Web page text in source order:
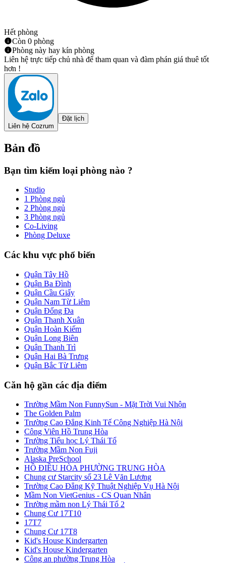
Hết phòng
Còn 0 phòng
Phòng này hay kín phòng
Liên hệ trực tiếp chủ nhà để tham quan và đàm phán giá thuê tốt
hơn !
Liên hệ Cozrum
Đặt lịch
Bản đồ
Bạn tìm kiếm loại phòng nào ?
Studio
1 Phòng ngủ
2 Phòng ngủ
3 Phòng ngủ
Co-Living
Phòng Deluxe
Các khu vực phổ biến
Quận Tây Hồ
Quận Ba Đình
Quận Cầu Giấy
Quận Nam Từ Liêm
Quận Đống Đa
Quận Thanh Xuân
Quận Hoàn Kiếm
Quận Long Biên
Quận Thanh Trì
Quận Hai Bà Trưng
Quận Bắc Từ Liêm
Căn hộ gần các địa điểm
Trường Mầm Non FunnySun - Mặt Trời Vui Nhộn
The Golden Palm
Trường Cao Đẳng Kinh Tế Công Nghiệp Hà Nội
Công Viên Hồ Trung Hòa
Trường Tiểu học Lý Thái Tổ
Trường Mầm Non Fuji
Alaska PreSchool
HỒ ĐIỀU HÒA PHƯỜNG TRUNG HÒA
Chung cư Starcity số 23 Lê Văn Lương
Trường Cao Đẳng Kỹ Thuật Nghiệp Vụ Hà Nội
Mầm Non VietGenius - CS Quan Nhân
Trường mầm non Lý Thái Tổ 2
Chung Cư 17T10
17T7
Chung Cư 17T8
Kid's House Kindergarten
Kid's House Kindergarten
Công an phường Trung Hòa